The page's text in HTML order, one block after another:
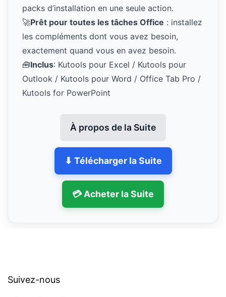
packs d’installation en une seule action.
🚀Prêt pour toutes les tâches Office : installez
les compléments dont vous avez besoin,
exactement quand vous en avez besoin.
🧰Inclus: Kutools pour Excel / Kutools pour
Outlook / Kutools pour Word / Office Tab Pro /
Kutools for PowerPoint
À propos de la Suite
⬇ Télécharger la Suite
💳 Acheter la Suite
Suivez-nous